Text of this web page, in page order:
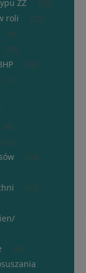
ZZ (20)
roli (22)
(0)
(12)
(19)
(1)
(6)
(12)
(19)
(12)
(4)